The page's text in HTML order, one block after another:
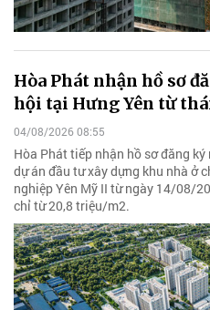
Hòa Phát nhận hồ sơ
hội tại Hưng Yên từ
04/08/2026 08:55
Hòa Phát tiếp nhận hồ sơ đăng
dự án đầu tư xây dựng khu nhà ở
nghiệp Yên Mỹ II từ ngày 14/08/
chỉ từ 20,8 triệu/m2.